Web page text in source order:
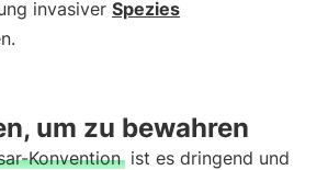
invasiver Spezies
um zu bewahren
Konvention ist es dringend und